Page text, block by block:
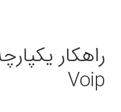
راهکار
Voip